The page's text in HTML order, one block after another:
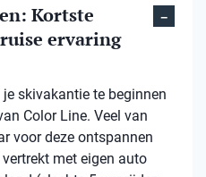
Kortste
ervaring
skivakantie te beginnen
Color Line. Veel van
voor deze ontspannen
met eigen auto